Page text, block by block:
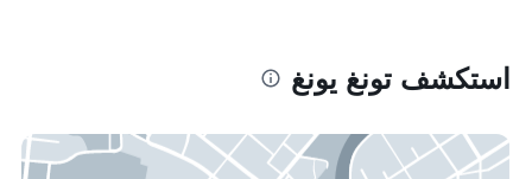
استكشف تونغ يونغ